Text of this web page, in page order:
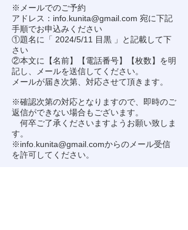
※メールでのご予約
アドレス： info.kunita@gmail.com 宛に下記
手順でお申込みください
①題名に「 2024/5/11 目黒 」と記載して下
さい
②本文に【名前】【電話番号】【枚数】を明
記し、メールを送信してください。
メールが届き次第、対応させて頂きます。
※確認次第の対応となりますので、即時のご
返信ができない場合もございます。
何卒ご了承くださいますようお願い致しま
す。
※info.kunita@gmail.comからのメール受信
を許可してください。